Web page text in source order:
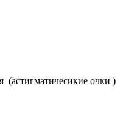
(астигматичесикие очки )